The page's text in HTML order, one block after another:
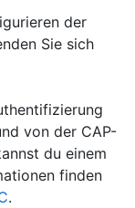
der
Sie sich
von der CAP-
du einem
finden
.